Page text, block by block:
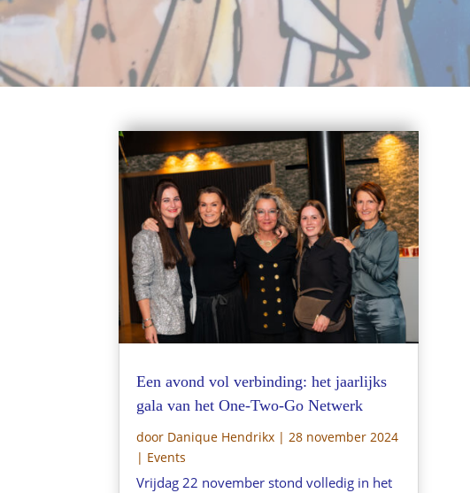
Een avond vol verbinding: het jaarlijks
gala van het One-Two-Go Netwerk
door Danique Hendrikx |28 november 2024
| Events
Vrijdag 22 november stond volledig in het